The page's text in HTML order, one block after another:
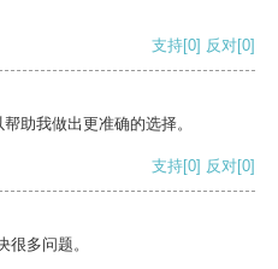
支持[0] 反对[0]
助我做出更准确的选择。
支持[0] 反对[0]
多问题。